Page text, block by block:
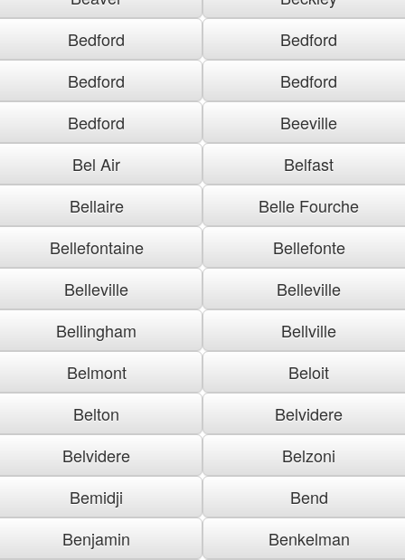
Bedford
Bedford
Bedford
Bedford
Bedford
Beeville
Bel Air
Belfast
Bellaire
Belle Fourche
Bellefontaine
Bellefonte
Belleville
Belleville
Bellingham
Bellville
Belmont
Beloit
Belton
Belvidere
Belvidere
Belzoni
Bemidji
Bend
Benjamin
Benkelman